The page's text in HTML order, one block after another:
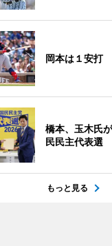
岡本は１安打
橋本、玉木氏
民民主代表選
もっと見る